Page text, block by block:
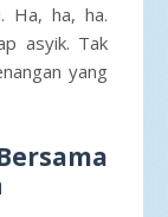
Ha, ha, ha.
asyik. Tak
yang